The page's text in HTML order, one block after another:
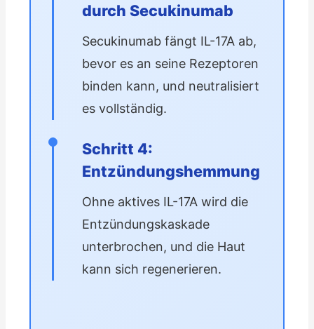
durch Secukinumab
Secukinumab fängt IL-17A ab,
bevor es an seine Rezeptoren
binden kann, und neutralisiert
es vollständig.
Schritt 4:
Entzündungshemmung
Ohne aktives IL-17A wird die
Entzündungskaskade
unterbrochen, und die Haut
kann sich regenerieren.